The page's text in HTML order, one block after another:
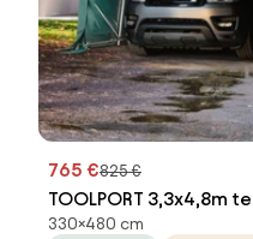
765 €825 €
TOOLPORT 3,3x4,8m
800, verde scuro, con
330×480 cm